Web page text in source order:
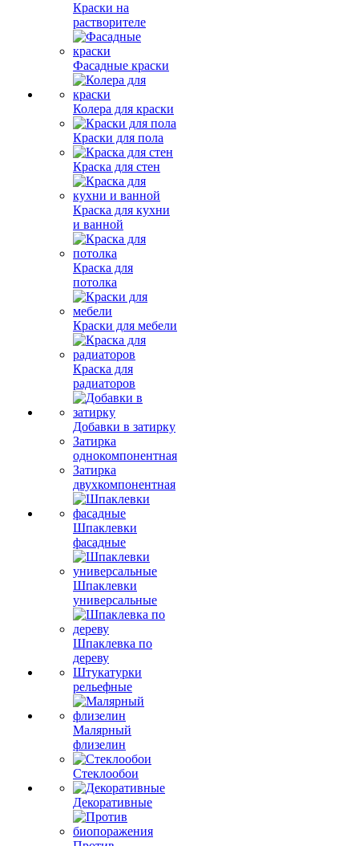
Краски на
растворителе
Фасадные краски
Колера для краски
Краски для пола
Краска для стен
Краска для кухни
и ванной
Краска для
потолка
Краски для мебели
Краска для
радиаторов
Добавки в затирку
Затирка
однокомпонентная
Затирка
двухкомпонентная
Шпаклевки
фасадные
Шпаклевки
универсальные
Шпаклевка по
дереву
Штукатурки
рельефные
Малярный
флизелин
Стеклообои
Декоративные